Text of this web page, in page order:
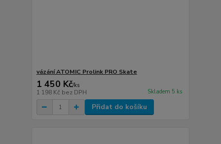
vázání ATOMIC Prolink PRO Skate
1 450 Kč/ks
1 198 Kč bez DPH Skladem 5 ks
Přidat do košíku